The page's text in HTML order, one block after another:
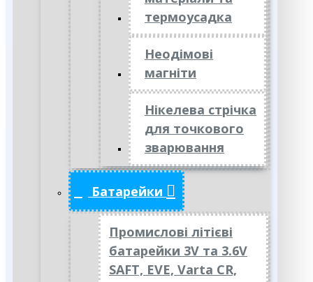
термоусадка
Неодімові
магніти
Нікелева стрічка
для точкового
зварювання
Батарейки
Промислові літієві
батарейки 3V та 3.6V
SAFT, EVE, Varta CR,